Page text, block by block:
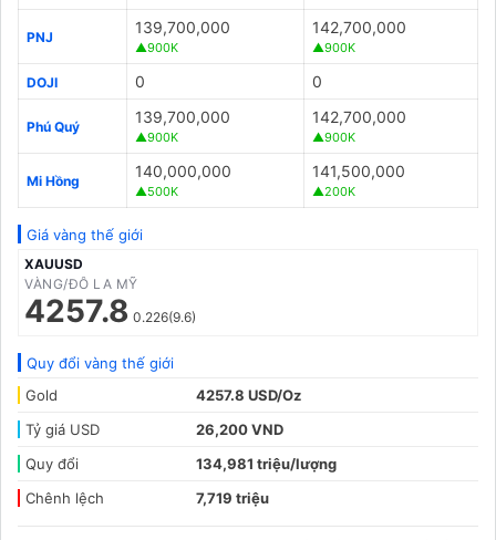
PNJ
139,700,000
▲900K
142,700,000
▲900K
DOJI 0 0
Phú Quý
139,700,000
▲900K
142,700,000
▲900K
Mi Hồng
140,000,000
▲500K
141,500,000
▲200K
Giá vàng thế giới
XAUUSD
VÀNG/ĐÔ LA MỸ
4257.8 0.226(9.6)
Quy đổi vàng thế giới
Gold
4257.8 USD/Oz
Tỷ giá USD
26,200 VND
Quy đổi
134,981 triệu/lượng
Chênh lệch
7,719 triệu